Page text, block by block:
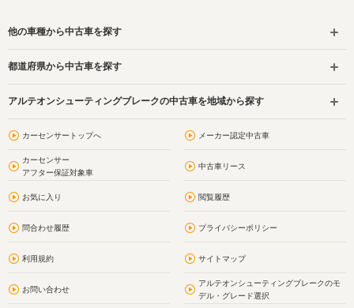
他の車種から中古車を探す
都道府県から中古車を探す
アルテオンシューティングブレークの中古車を地域から探す
カーセンサートップへ メーカー認定中古車
カーセンサー
アフター保証対象車
中古車リース
お気に入り 閲覧履歴
問合わせ履歴 プライバシーポリシー
利用規約 サイトマップ
お問い合わせ
アルテオンシューティングブレークのモ
デル・グレード選択